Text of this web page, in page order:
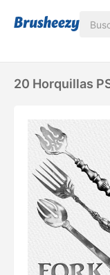
20 Horquillas